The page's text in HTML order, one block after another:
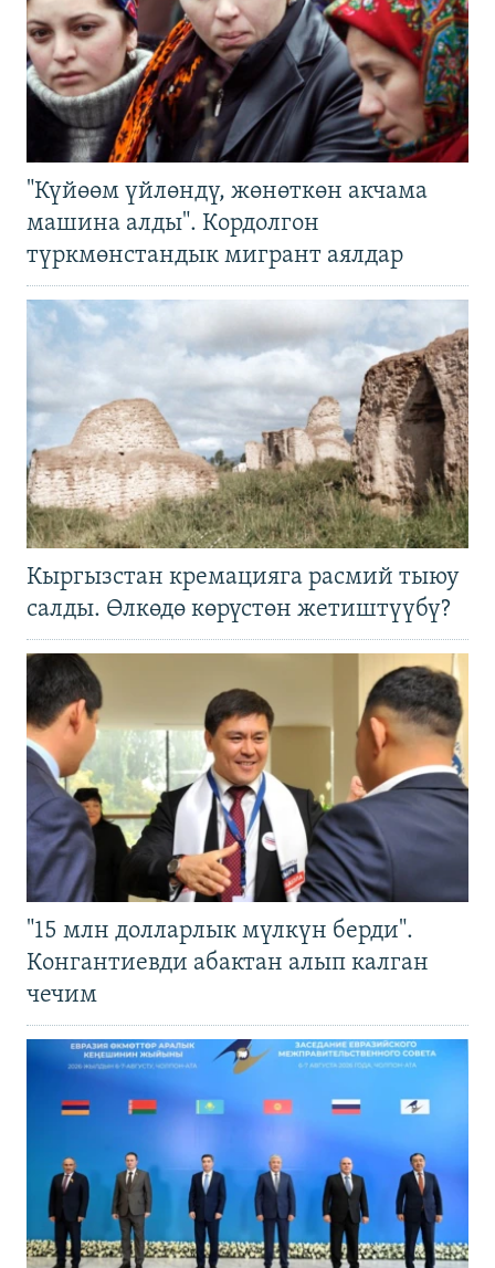
"Күйөөм үйлөндү, жөнөткөн акчама
машина алды". Кордолгон
түркмөнстандык мигрант аялдар
Кыргызстан кремацияга расмий тыюу
салды. Өлкөдө көрүстөн жетиштүүбү?
"15 млн долларлык мүлкүн берди".
Конгантиевди абактан алып калган
чечим